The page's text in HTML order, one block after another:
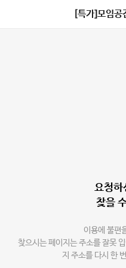
[특가]모임공
요청하
찾을
이용에 불편
찾으시는 페이지는 주소를 잘못
지 주소를 다시 한